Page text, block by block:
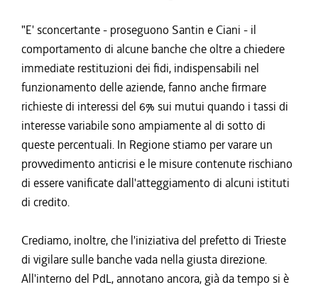
"E' sconcertante - proseguono Santin e Ciani - il
comportamento di alcune banche che oltre a chiedere
immediate restituzioni dei fidi, indispensabili nel
funzionamento delle aziende, fanno anche firmare
richieste di interessi del 6% sui mutui quando i tassi di
interesse variabile sono ampiamente al di sotto di
queste percentuali. In Regione stiamo per varare un
provvedimento anticrisi e le misure contenute rischiano
di essere vanificate dall'atteggiamento di alcuni istituti
di credito.
Crediamo, inoltre, che l'iniziativa del prefetto di Trieste
di vigilare sulle banche vada nella giusta direzione.
All'interno del PdL, annotano ancora, già da tempo si è